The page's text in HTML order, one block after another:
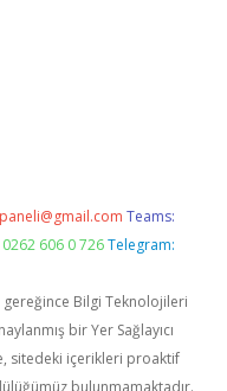
Teams:
606 0 726 Telegram:
gereğince Bilgi Teknolojileri
bir Yer Sağlayıcı
sitedeki içerikleri proaktif
bulunmamaktadır.